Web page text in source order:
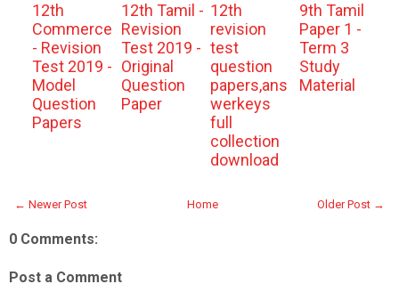
12th
Commerce
- Revision
Test 2019 -
Model
Question
Papers
12th Tamil -
Revision
Test 2019 -
Original
Question
Paper
12th
revision
test
question
papers,ans
werkeys
full
collection
download
9th Tamil
Paper 1 -
Term 3
Study
Material
← Newer Post Older Post →
Home
0 Comments:
Post a Comment